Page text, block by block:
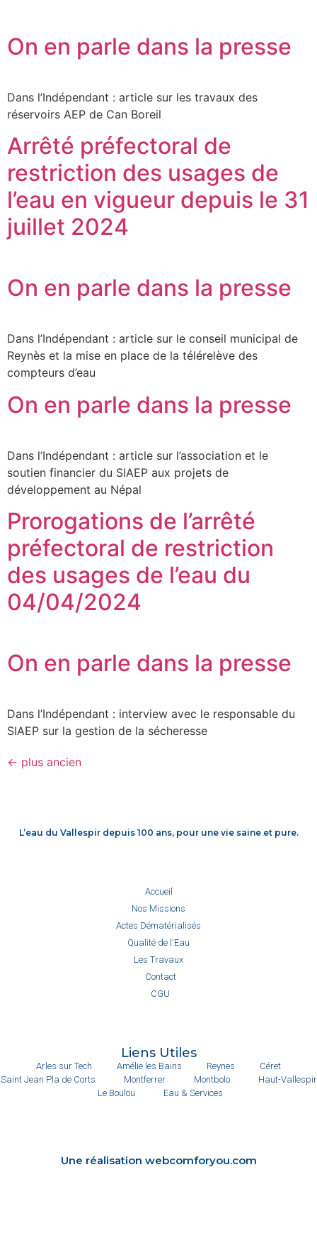
On en parle dans la presse
Dans l’Indépendant : article sur les travaux des
réservoirs AEP de Can Boreil
Arrêté préfectoral de
restriction des usages de
l’eau en vigueur depuis le 31
juillet 2024
On en parle dans la presse
Dans l’Indépendant : article sur le conseil municipal de
Reynès et la mise en place de la télérelève des
compteurs d’eau
On en parle dans la presse
Dans l’Indépendant : article sur l’association et le
soutien financier du SIAEP aux projets de
développement au Népal
Prorogations de l’arrêté
préfectoral de restriction
des usages de l’eau du
04/04/2024
On en parle dans la presse
Dans l’Indépendant : interview avec le responsable du
SIAEP sur la gestion de la sécheresse
← plus ancien
L’eau du Vallespir depuis 100 ans, pour une vie saine et pure.
Accueil
Nos Missions
Actes Dématérialisés
Qualité de l'Eau
Les Travaux
Contact
CGU
Liens Utiles
Arles sur Tech Amélie les Bains Reynes
Céret
Saint Jean Pla de Corts
Montferrer Montbolo
Haut-Vallespir
Le Boulou
Eau & Services
Une réalisation webcomforyou.com